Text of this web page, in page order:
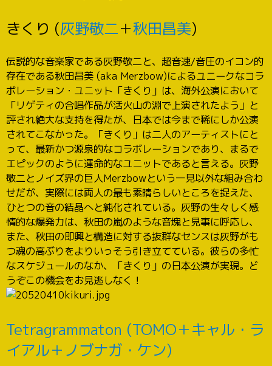
きくり (灰野敬二＋秋田昌美)
伝説的な音楽家である灰野敬二と、超音速/音圧のイコン的
存在である秋田昌美 (aka Merzbow)によるユニークなコラ
ボレーション・ユニット「きくり」は、海外公演において
「リゲティの合唱作品が活火山の淵で上演されたよう」と
評され絶大な支持を得たが、日本では今まで稀にしか公演
されてこなかった。「きくり」は二人のアーティストにと
って、最新かつ源泉的なコラボレーションであり、まるで
エピックのように運命的なユニットであると言える。灰野
敬二とノイズ界の巨人Merzbowという一見以外な組み合わ
せだが、実際には両人の最も素晴らしいところを捉えた、
ひとつの音の結晶へと純化されている。灰野の生々しく感
情的な爆発力は、秋田の嵐のような音塊と見事に呼応し、
また、秋田の即興と構造に対する抜群なセンスは灰野がも
つ魂の高ぶりをよりいっそう引き立てている。彼らの多忙
なスケジュールのなか、「きくり」の日本公演が実現。ど
うぞこの機会をお見逃しなく！
Tetragrammaton (TOMO＋キャル・ラ
イアル＋ノブナガ・ケン)